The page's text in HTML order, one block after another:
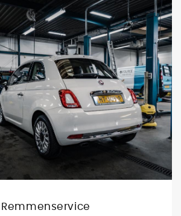
Remmenservice